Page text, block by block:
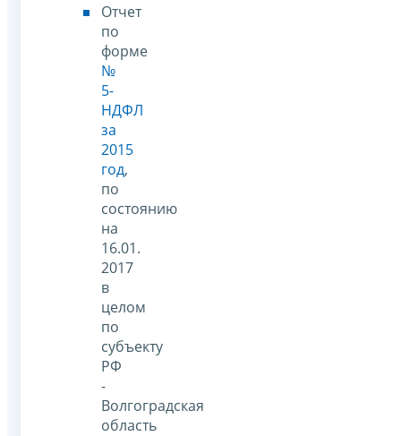
Отчет
по
форме
№
5-
НДФЛ
за
2015
год,
по
состоянию
на
16.01.
2017
в
целом
по
субъекту
РФ
-
Волгоградская
область